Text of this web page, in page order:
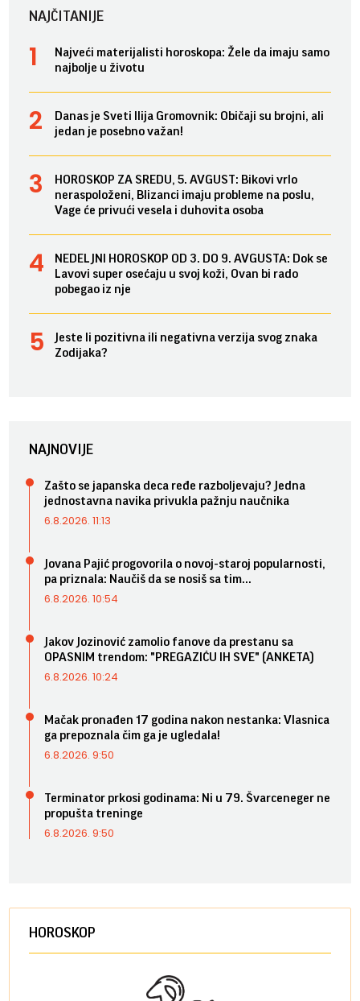
NAJČITANIJE
Najveći materijalisti horoskopa: Žele da imaju samo
najbolje u životu
Danas je Sveti Ilija Gromovnik: Običaji su brojni, ali
jedan je posebno važan!
HOROSKOP ZA SREDU, 5. AVGUST: Bikovi vrlo
neraspoloženi, Blizanci imaju probleme na poslu,
Vage će privući vesela i duhovita osoba
NEDELJNI HOROSKOP OD 3. DO 9. AVGUSTA: Dok se
Lavovi super osećaju u svoj koži, Ovan bi rado
pobegao iz nje
Jeste li pozitivna ili negativna verzija svog znaka
Zodijaka?
NAJNOVIJE
Zašto se japanska deca ređe razboljevaju? Jedna
jednostavna navika privukla pažnju naučnika
6.8.2026. 11:13
Jovana Pajić progovorila o novoj-staroj popularnosti,
pa priznala: Naučiš da se nosiš sa tim...
6.8.2026. 10:54
Jakov Jozinović zamolio fanove da prestanu sa
OPASNIM trendom: "PREGAZIĆU IH SVE" (ANKETA)
6.8.2026. 10:24
Mačak pronađen 17 godina nakon nestanka: Vlasnica
ga prepoznala čim ga je ugledala!
6.8.2026. 9:50
Terminator prkosi godinama: Ni u 79. Švarceneger ne
propušta treninge
6.8.2026. 9:50
HOROSKOP